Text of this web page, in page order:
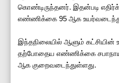
கொண்டிருந்தனர். இதன்படி
எண்ணிக்கை 95 ஆக
இந்தநிலையில் ஆளும் கட்சியின்
தற்போதைய எண்ணிக்கை
ஆக குறைவடைந்துள்ளது.